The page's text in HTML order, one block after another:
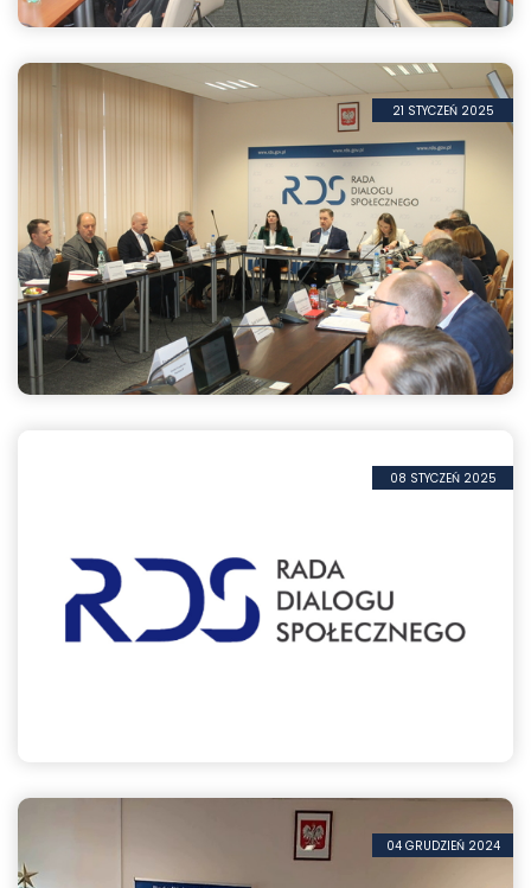
21 STYCZEŃ 2025
08 STYCZEŃ 2025
04 GRUDZIEŃ 2024